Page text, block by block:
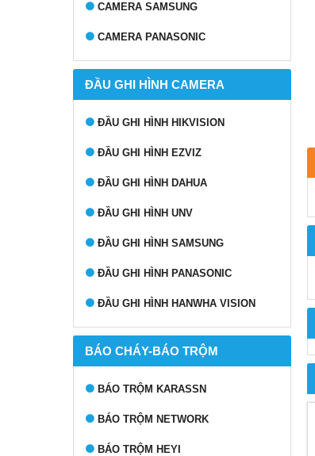
CAMERA SAMSUNG
CAMERA PANASONIC
ĐẦU GHI HÌNH CAMERA
ĐẦU GHI HÌNH HIKVISION
ĐẦU GHI HÌNH EZVIZ
ĐẦU GHI HÌNH DAHUA
ĐẦU GHI HÌNH UNV
ĐẦU GHI HÌNH SAMSUNG
ĐẦU GHI HÌNH PANASONIC
ĐẦU GHI HÌNH HANWHA VISION
BÁO CHÁY-BÁO TRỘM
BÁO TRỘM KARASSN
BÁO TRỘM NETWORK
BÁO TRỘM HEYI